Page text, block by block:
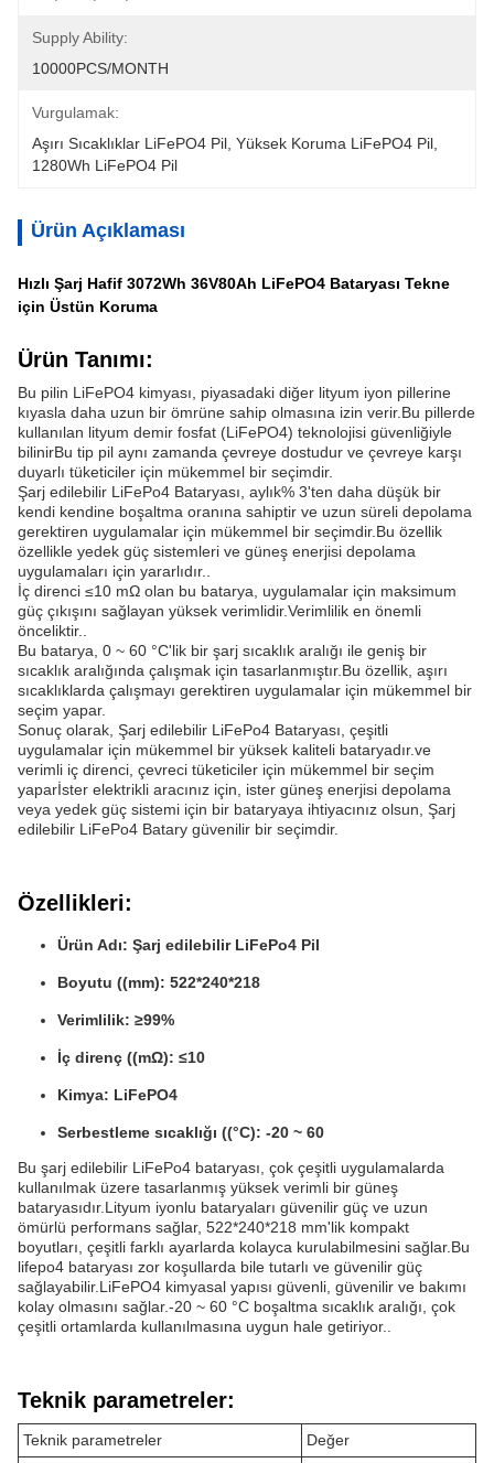
Supply Ability:
10000PCS/MONTH
Vurgulamak:
Aşırı Sıcaklıklar LiFePO4 Pil Yüksek Koruma LiFePO4 Pil
1280Wh LiFePO4 Pil
Ürün Açıklaması
Hızlı Şarj Hafif 3072Wh 36V80Ah LiFePO4 Bataryası Tekne
için Üstün Koruma
Ürün Tanımı:
Bu pilin LiFePO4 kimyası, piyasadaki diğer lityum iyon pillerine
kıyasla daha uzun bir ömrüne sahip olmasına izin verir.Bu pillerde
kullanılan lityum demir fosfat (LiFePO4) teknolojisi güvenliğiyle
bilinirBu tip pil aynı zamanda çevreye dostudur ve çevreye karşı
duyarlı tüketiciler için mükemmel bir seçimdir.
Şarj edilebilir LiFePo4 Bataryası, aylık% 3'ten daha düşük bir
kendi kendine boşaltma oranına sahiptir ve uzun süreli depolama
gerektiren uygulamalar için mükemmel bir seçimdir.Bu özellik
özellikle yedek güç sistemleri ve güneş enerjisi depolama
uygulamaları için yararlıdır..
İç direnci ≤10 mΩ olan bu batarya, uygulamalar için maksimum
güç çıkışını sağlayan yüksek verimlidir.Verimlilik en önemli
önceliktir..
Bu batarya, 0 ~ 60 °C'lik bir şarj sıcaklık aralığı ile geniş bir
sıcaklık aralığında çalışmak için tasarlanmıştır.Bu özellik, aşırı
sıcaklıklarda çalışmayı gerektiren uygulamalar için mükemmel bir
seçim yapar.
Sonuç olarak, Şarj edilebilir LiFePo4 Bataryası, çeşitli
uygulamalar için mükemmel bir yüksek kaliteli bataryadır.ve
verimli iç direnci, çevreci tüketiciler için mükemmel bir seçim
yaparİster elektrikli aracınız için, ister güneş enerjisi depolama
veya yedek güç sistemi için bir bataryaya ihtiyacınız olsun, Şarj
edilebilir LiFePo4 Batary güvenilir bir seçimdir.
Özellikleri:
Ürün Adı: Şarj edilebilir LiFePo4 Pil
Boyutu ((mm): 522*240*218
Verimlilik: ≥99%
İç direnç ((mΩ): ≤10
Kimya: LiFePO4
Serbestleme sıcaklığı ((°C): -20 ~ 60
Bu şarj edilebilir LiFePo4 bataryası, çok çeşitli uygulamalarda
kullanılmak üzere tasarlanmış yüksek verimli bir güneş
bataryasıdır.Lityum iyonlu bataryaları güvenilir güç ve uzun
ömürlü performans sağlar, 522*240*218 mm'lik kompakt
boyutları, çeşitli farklı ayarlarda kolayca kurulabilmesini sağlar.Bu
lifepo4 bataryası zor koşullarda bile tutarlı ve güvenilir güç
sağlayabilir.LiFePO4 kimyasal yapısı güvenli, güvenilir ve bakımı
kolay olmasını sağlar.-20 ~ 60 °C boşaltma sıcaklık aralığı, çok
çeşitli ortamlarda kullanılmasına uygun hale getiriyor..
Teknik parametreler:
Teknik parametreler Değer